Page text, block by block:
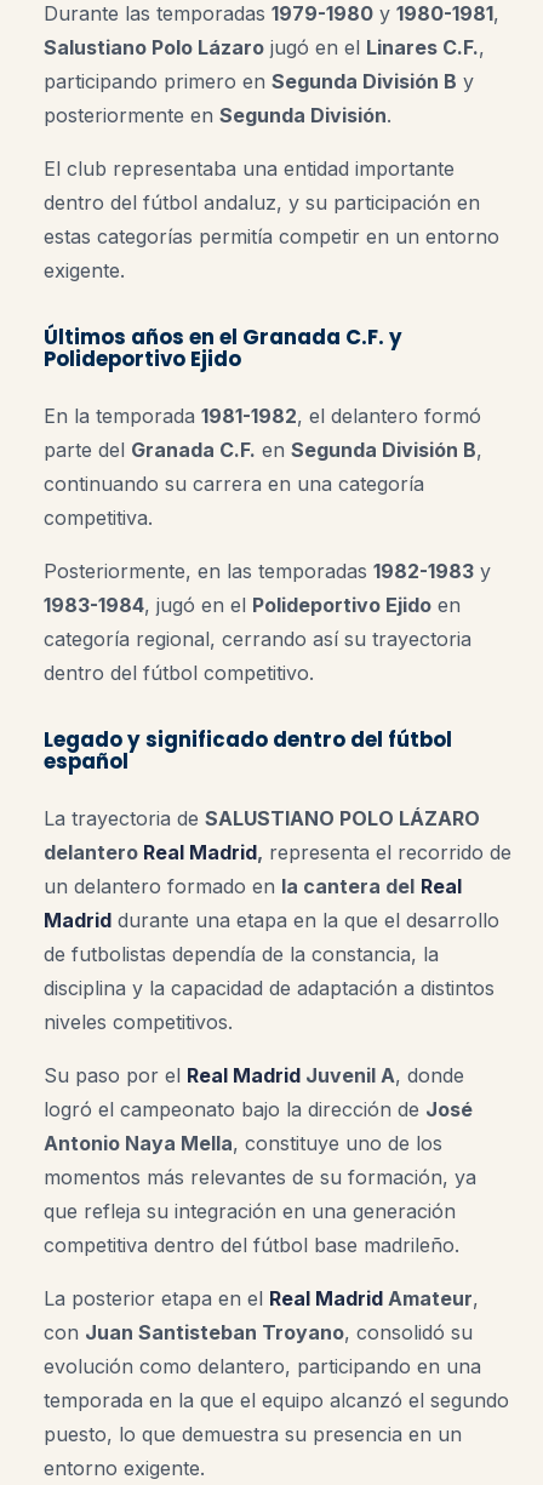
Durante las temporadas 1979-1980 y 1980-1981,
Salustiano Polo Lázaro jugó en el Linares C.F.,
participando primero en Segunda División B y
posteriormente en Segunda División.
El club representaba una entidad importante
dentro del fútbol andaluz, y su participación en
estas categorías permitía competir en un entorno
exigente.
Últimos años en el Granada C.F. y
Polideportivo Ejido
En la temporada 1981-1982, el delantero formó
parte del Granada C.F. en Segunda División B,
continuando su carrera en una categoría
competitiva.
Posteriormente, en las temporadas 1982-1983 y
1983-1984, jugó en el Polideportivo Ejido en
categoría regional, cerrando así su trayectoria
dentro del fútbol competitivo.
Legado y significado dentro del fútbol
español
La trayectoria de SALUSTIANO POLO LÁZARO
delantero Real Madrid, representa el recorrido de
un delantero formado en la cantera del Real
Madrid durante una etapa en la que el desarrollo
de futbolistas dependía de la constancia, la
disciplina y la capacidad de adaptación a distintos
niveles competitivos.
Su paso por el Real Madrid Juvenil A, donde
logró el campeonato bajo la dirección de José
Antonio Naya Mella, constituye uno de los
momentos más relevantes de su formación, ya
que refleja su integración en una generación
competitiva dentro del fútbol base madrileño.
La posterior etapa en el Real Madrid Amateur,
con Juan Santisteban Troyano, consolidó su
evolución como delantero, participando en una
temporada en la que el equipo alcanzó el segundo
puesto, lo que demuestra su presencia en un
entorno exigente.